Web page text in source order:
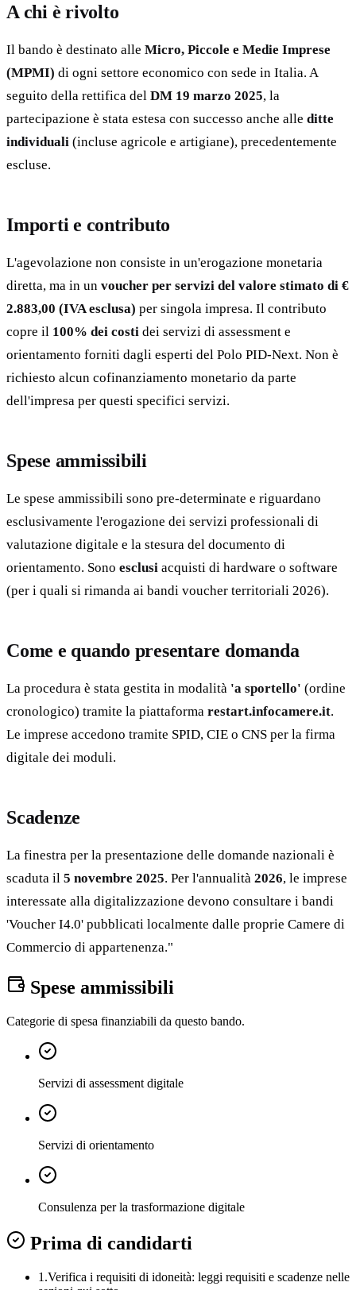
A chi è rivolto
Il bando è destinato alle Micro, Piccole e Medie Imprese
(MPMI) di ogni settore economico con sede in Italia. A
seguito della rettifica del DM 19 marzo 2025, la
partecipazione è stata estesa con successo anche alle ditte
individuali (incluse agricole e artigiane), precedentemente
escluse.
Importi e contributo
L'agevolazione non consiste in un'erogazione monetaria
diretta, ma in un voucher per servizi del valore stimato di €
2.883,00 (IVA esclusa) per singola impresa. Il contributo
copre il 100% dei costi dei servizi di assessment e
orientamento forniti dagli esperti del Polo PID-Next. Non è
richiesto alcun cofinanziamento monetario da parte
dell'impresa per questi specifici servizi.
Spese ammissibili
Le spese ammissibili sono pre-determinate e riguardano
esclusivamente l'erogazione dei servizi professionali di
valutazione digitale e la stesura del documento di
orientamento. Sono esclusi acquisti di hardware o software
(per i quali si rimanda ai bandi voucher territoriali 2026).
Come e quando presentare domanda
La procedura è stata gestita in modalità 'a sportello' (ordine
cronologico) tramite la piattaforma restart.infocamere.it.
Le imprese accedono tramite SPID, CIE o CNS per la firma
digitale dei moduli.
Scadenze
La finestra per la presentazione delle domande nazionali è
scaduta il 5 novembre 2025. Per l'annualità 2026, le imprese
interessate alla digitalizzazione devono consultare i bandi
'Voucher I4.0' pubblicati localmente dalle proprie Camere di
Commercio di appartenenza."
Spese ammissibili
Categorie di spesa finanziabili da questo bando.
Servizi di assessment digitale
Servizi di orientamento
Consulenza per la trasformazione digitale
Prima di candidarti
1.Verifica i requisiti di idoneità: leggi requisiti e scadenze nelle